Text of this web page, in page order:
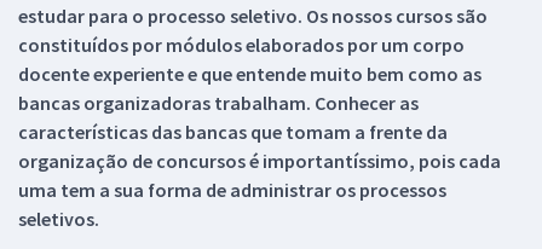
estudar para o processo seletivo. Os nossos cursos são
constituídos por módulos elaborados por um corpo
docente experiente e que entende muito bem como as
bancas organizadoras trabalham. Conhecer as
características das bancas que tomam a frente da
organização de concursos é importantíssimo, pois cada
uma tem a sua forma de administrar os processos
seletivos.